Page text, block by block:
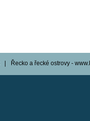
Řecko a řecké ostrovy -